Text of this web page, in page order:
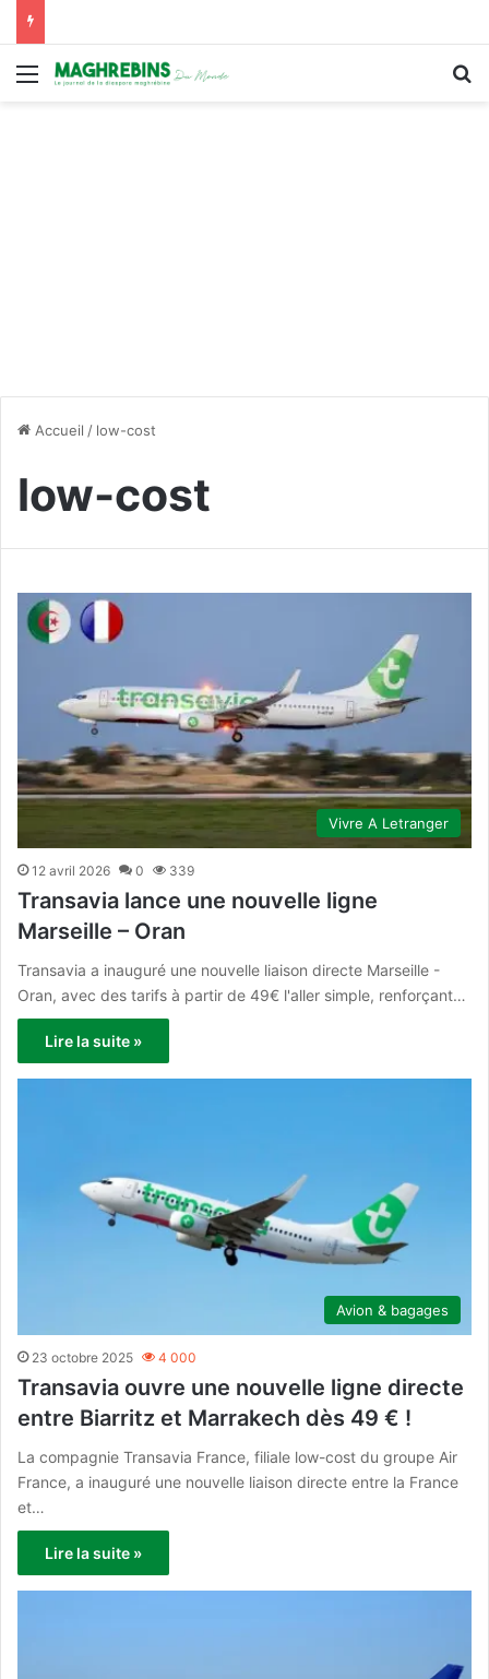
Menu
Accueil / low-cost
low-cost
Vivre A Letranger
12 avril 2026 0 339
Transavia lance une nouvelle ligne
Marseille – Oran
Transavia a inauguré une nouvelle liaison directe Marseille -
Oran, avec des tarifs à partir de 49€ l'aller simple, renforçant…
Lire la suite »
Avion & bagages
23 octobre 2025 4 000
Transavia ouvre une nouvelle ligne directe
entre Biarritz et Marrakech dès 49 € !
La compagnie Transavia France, filiale low-cost du groupe Air
France, a inauguré une nouvelle liaison directe entre la France
et…
Lire la suite »